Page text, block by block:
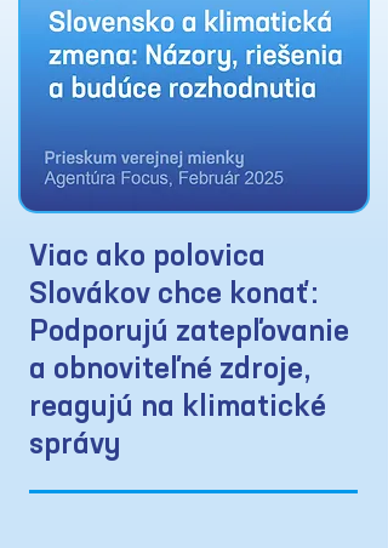
Viac ako polovica
Slovákov chce konať:
Podporujú zatepľovanie
a obnoviteľné zdroje,
reagujú na klimatické
správy